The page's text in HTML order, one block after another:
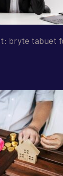
bryte tabuet